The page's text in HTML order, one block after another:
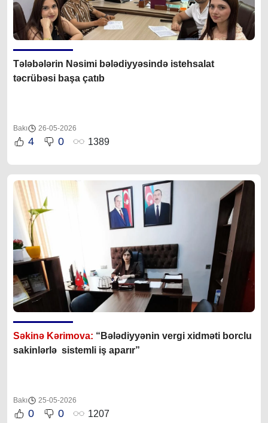
Tələbələrin Nəsimi bələdiyyəsində istehsalat
təcrübəsi başa çatıb
Bakı 26-05-2026
4 0 1389
Səkinə Kərimova: “Bələdiyyənin vergi xidməti borclu
sakinlərlə sistemli iş aparır”
Bakı 25-05-2026
0 0 1207